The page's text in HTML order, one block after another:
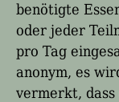
benötigte
oder jeder
pro Tag
anonym, es
vermerkt, dass